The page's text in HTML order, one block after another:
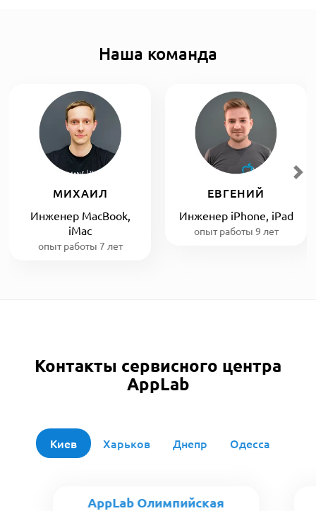
Наша команда
МИХАИЛ
Инженер MacBook,
iMac
опыт работы 7 лет
ЕВГЕНИЙ
Инженер iPhone, iPad
опыт работы 9 лет
Контакты сервисного центра
AppLab
Киев Харьков Днепр Одесса
AppLab Олимпийская